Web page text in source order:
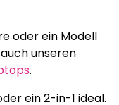
oder ein Modell
unseren
.
ein 2-in-1 ideal.